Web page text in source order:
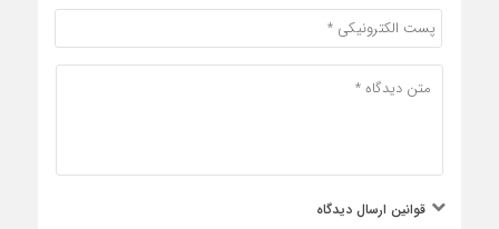
قوانین ارسال دیدگاه